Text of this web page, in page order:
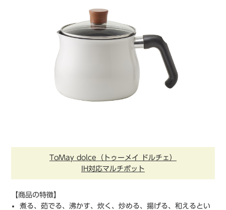
ToMay dolce（トゥーメイ ドルチェ）
IH対応マルチポット
【商品の特徴】
煮る、茹でる、沸かす、炊く、炒める、揚げる、和えるとい